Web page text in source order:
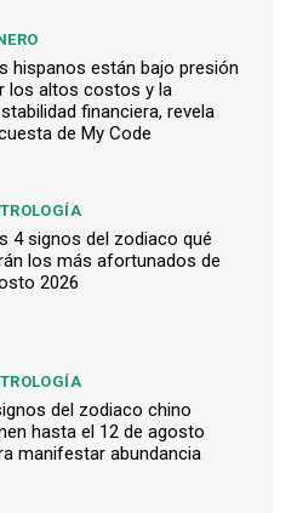
hispanos están bajo presión
los altos costos y la
financiera, revela
de My Code
4 signos del zodiaco qué
los más afortunados de
2026
del zodiaco chino
hasta el 12 de agosto
manifestar abundancia